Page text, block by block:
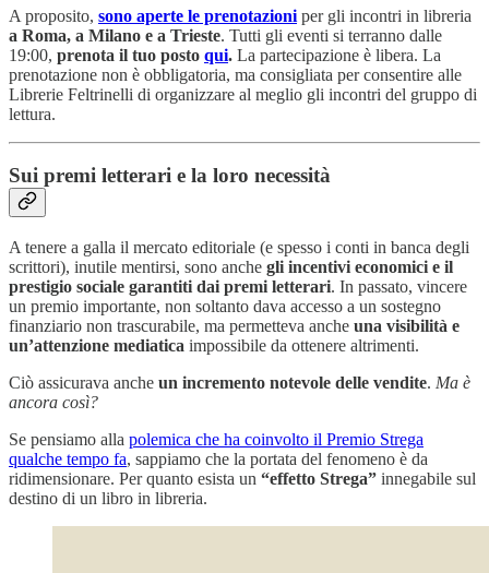
A proposito, sono aperte le prenotazioni per gli incontri in libreria
a Roma, a Milano e a Trieste. Tutti gli eventi si terranno dalle
19:00, prenota il tuo posto qui. La partecipazione è libera. La
prenotazione non è obbligatoria, ma consigliata per consentire alle
Librerie Feltrinelli di organizzare al meglio gli incontri del gruppo di
lettura.
Sui premi letterari e la loro necessità
A tenere a galla il mercato editoriale (e spesso i conti in banca degli
scrittori), inutile mentirsi, sono anche gli incentivi economici e il
prestigio sociale garantiti dai premi letterari. In passato, vincere
un premio importante, non soltanto dava accesso a un sostegno
finanziario non trascurabile, ma permetteva anche una visibilità e
un’attenzione mediatica impossibile da ottenere altrimenti.
Ciò assicurava anche un incremento notevole delle vendite. Ma è
ancora così?
Se pensiamo alla polemica che ha coinvolto il Premio Strega
qualche tempo fa, sappiamo che la portata del fenomeno è da
ridimensionare. Per quanto esista un “effetto Strega” innegabile sul
destino di un libro in libreria.